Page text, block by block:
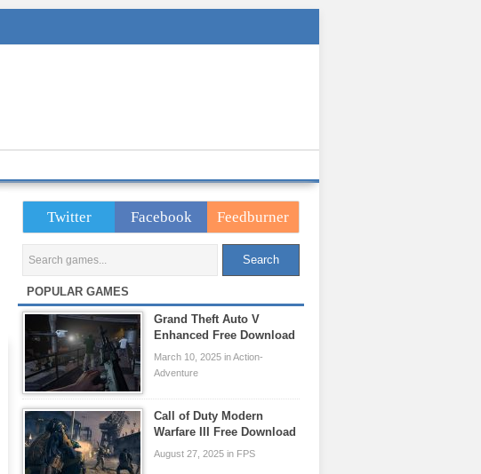
Twitter Facebook Feedburner
POPULAR GAMES
Grand Theft Auto V
Enhanced Free Download
March 10, 2025 in Action-
Adventure
Call of Duty Modern
Warfare III Free Download
August 27, 2025 in FPS